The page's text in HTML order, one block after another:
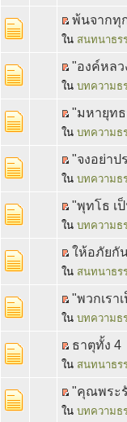
พ้นจากทุ
ใน สนทนาธร
"องค์หล
ใน บทความธ
"มหายุทธ
ใน บทความธ
"จงอย่าป
ใน บทความธ
"พุทโธ เ
ใน บทความธ
ให้อภัยกั
ใน สนทนาธร
"พวกเรา
ใน บทความธ
ธาตุทั้ง 4
ใน สนทนาธร
"คุณพระ
ใน บทความธ